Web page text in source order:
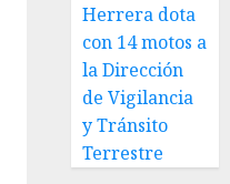
Herrera dota
con 14 motos a
la Dirección
de Vigilancia
y Tránsito
Terrestre